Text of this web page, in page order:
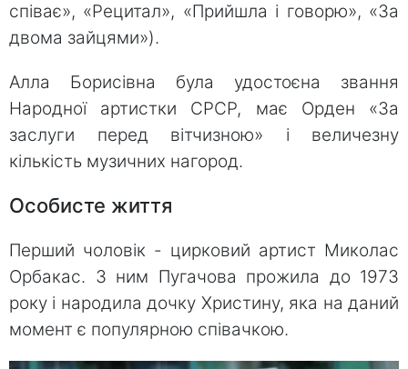
співає», «Рецитал», «Прийшла і говорю», «За
двома зайцями»).
Алла Борисівна була удостоєна звання
Народної артистки СРСР, має Орден «За
заслуги перед вітчизною» і величезну
кількість музичних нагород.
Особисте життя
Перший чоловік - цирковий артист Миколас
Орбакас. З ним Пугачова прожила до 1973
року і народила дочку Христину, яка на даний
момент є популярною співачкою.